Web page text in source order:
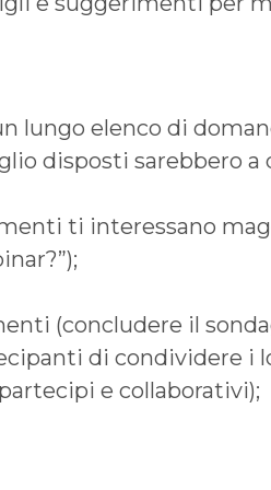
lungo elenco di
disposti sarebbero a
ti interessano
(concludere il
di condividere i
e collaborativi);